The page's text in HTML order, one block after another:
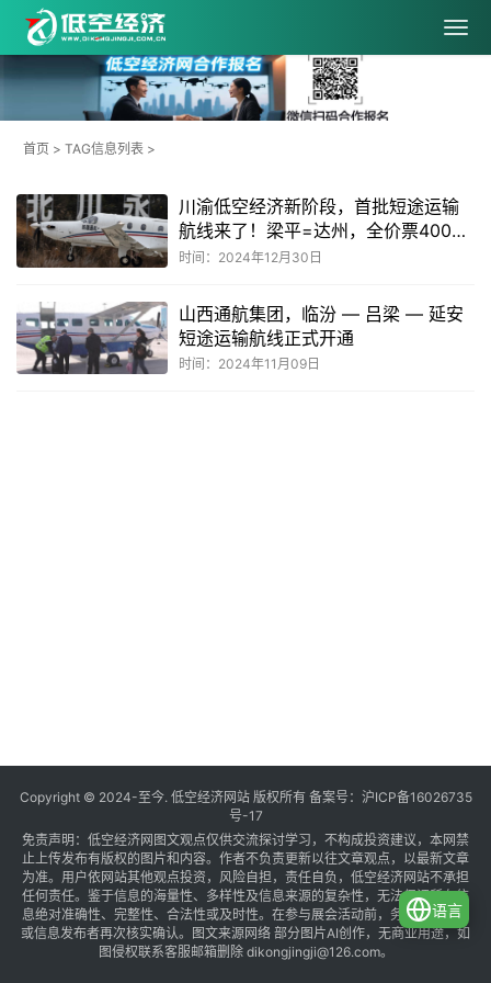
首页 > TAG信息列表 >
川渝低空经济新阶段，首批短途运输
航线来了！梁平=达州，全价票400
元，开航特惠票价99元
时间：2024年12月30日
山西通航集团，临汾 — 吕梁 — 延安
短途运输航线正式开通
时间：2024年11月09日
Copyright © 2024-至今. 低空经济网站 版权所有 备案号： 沪ICP备16026735
号-17
免责声明：低空经济网图文观点仅供交流探讨学习，不构成投资建议，本网禁
止上传发布有版权的图片和内容。作者不负责更新以往文章观点，以最新文章
为准。用户依网站其他观点投资，风险自担，责任自负，低空经济网站不承担
任何责任。鉴于信息的海量性、多样性及信息来源的复杂性，无法保证所有信
息绝对准确性、完整性、合法性或及时性。在参与展会活动前，务必与组织方
或信息发布者再次核实确认。图文来源网络 部分图片AI创作，无商业用途，如
图侵权联系客服邮箱删除 dikongjingji@126.com。
语言